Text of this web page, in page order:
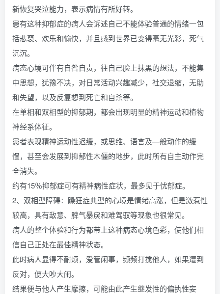
新恢复哭泣能力，表示病情有所好转。
患有这种抑郁症的病人会诉述自己不能体验普通的情绪一包
括悲裒、欢乐和愉快，并且感到世界已变得毫无光彩，死气
沉沉。
病态心境可伴有自咎自责，往自己脸上抹黑的想法，不能集
中思想，犹豫不决，对日常活动兴趣减少，社交退缩，无助
和失望，以及反复想到死亡和自杀等。
在单相和双相型的抑郁期，都会出现明显的精神运动和植物
神经系体征。
患者表现精神运动性迟缓，或思维、语言及—般动作的缓
慢，甚至会发展到抑郁性木僵的地步，此时所有自主动作完
全消失。
约有15％抑郁症可有精神病性症状，最多见于忧郁症。
2、双相型障碍：躁狂症典型的心境是情绪高涨，但是激惹性
较高，具有敌意、脾气暴戾和难驾驭等现象也很常见。
病人的整个体验和行为都带上这种病态心境色彩，使他们相
信自己正处在最佳精神状态。
此时病人显得不耐烦，爱管闲事，频频打搅他人，如果遭到
反对，便大吵大闹。
结果便与他人产生摩擦，可能由此产生继发性的偏执性妄